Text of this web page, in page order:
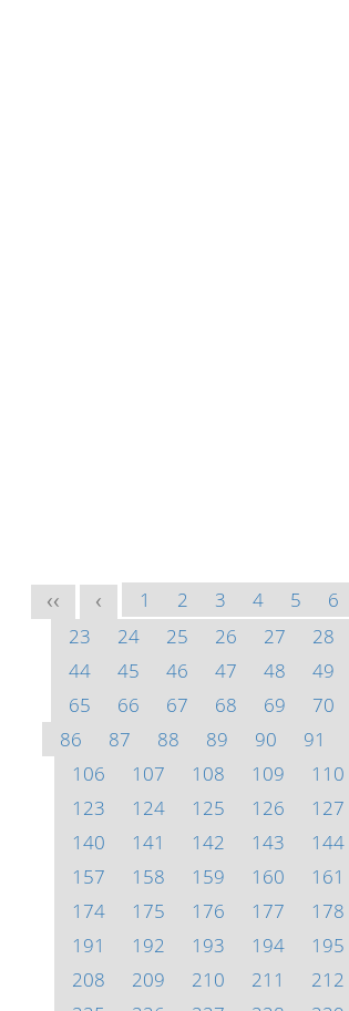
<< < 1 2 3 4 5 6
23
24 25 26 27 28
44
45 46 47 48 49
65
66 67 68 69 70
86
87 88 89 90 91
106
107 108 109 110
123
124 125 126 127
140
141 142 143 144
157
158 159 160 161
174
175 176 177 178
191
192 193 194 195
208
209 210 211 212